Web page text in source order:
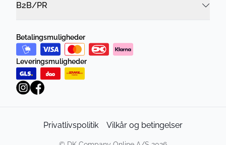
B2B/PR
Betalingsmuligheder
Leveringsmuligheder
Privatlivspolitik Vilkår og betingelser